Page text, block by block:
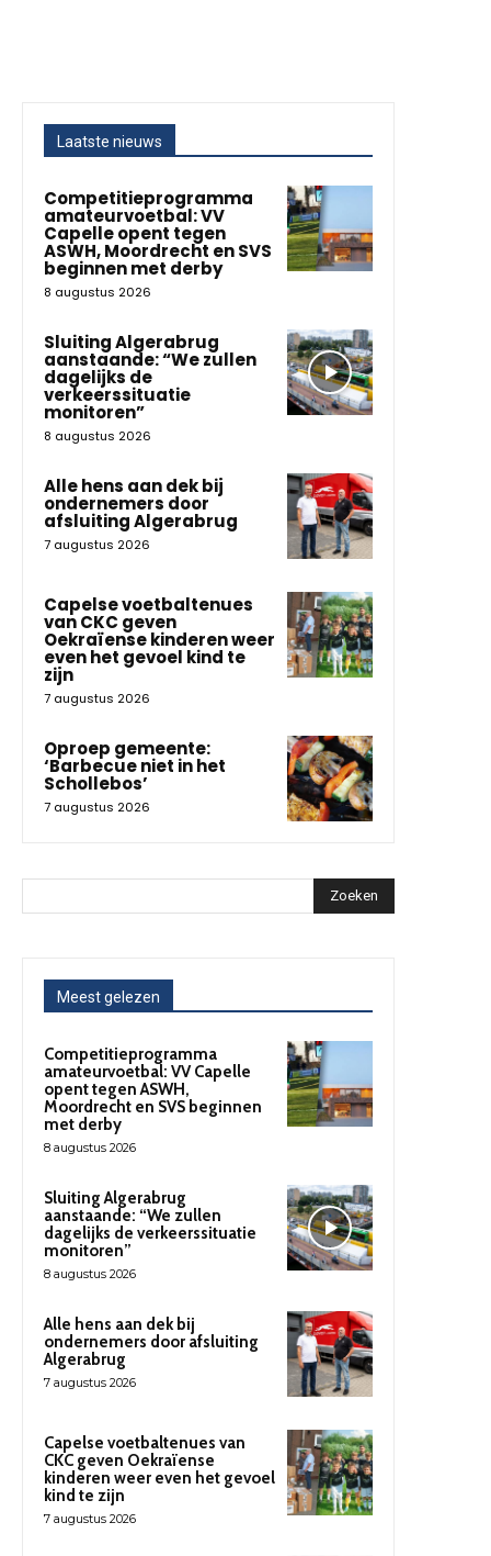
Laatste nieuws
Competitieprogramma
amateurvoetbal: VV
Capelle opent tegen
ASWH, Moordrecht en SVS
beginnen met derby
8 augustus 2026
Sluiting Algerabrug
aanstaande: “We zullen
dagelijks de
verkeerssituatie
monitoren”
8 augustus 2026
Alle hens aan dek bij
ondernemers door
afsluiting Algerabrug
7 augustus 2026
Capelse voetbaltenues
van CKC geven
Oekraïense kinderen weer
even het gevoel kind te
zijn
7 augustus 2026
Oproep gemeente:
‘Barbecue niet in het
Schollebos’
7 augustus 2026
Zoeken
Meest gelezen
Competitieprogramma
amateurvoetbal: VV Capelle
opent tegen ASWH,
Moordrecht en SVS beginnen
met derby
8 augustus 2026
Sluiting Algerabrug
aanstaande: “We zullen
dagelijks de verkeerssituatie
monitoren”
8 augustus 2026
Alle hens aan dek bij
ondernemers door afsluiting
Algerabrug
7 augustus 2026
Capelse voetbaltenues van
CKC geven Oekraïense
kinderen weer even het gevoel
kind te zijn
7 augustus 2026